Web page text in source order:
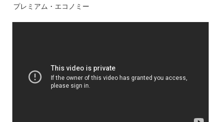
プレミアム・エコノミー